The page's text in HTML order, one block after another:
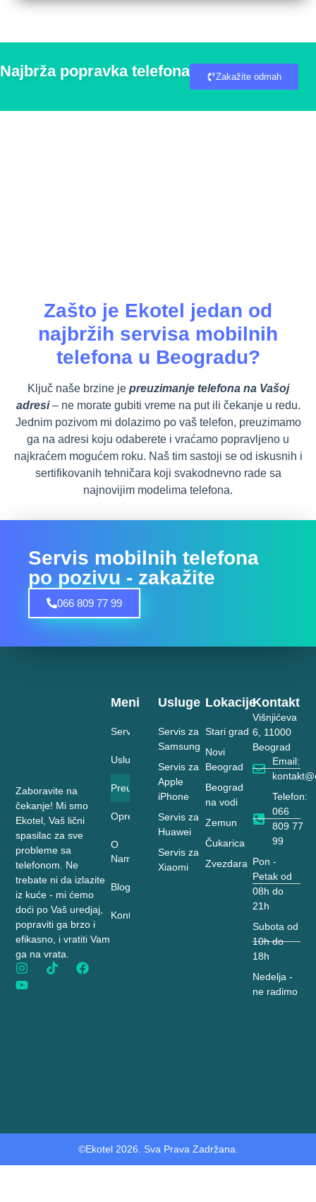
Najbrža popravka telefona Zakažite odmah
Zašto je Ekotel jedan od
najbržih servisa mobilnih
telefona u Beogradu?
Ključ naše brzine je preuzimanje telefona na Vašoj
adresi– ne morate gubiti vreme na put ili čekanje u redu.
Jednim pozivom mi dolazimo po vaš telefon, preuzimamo
ga na adresi koju odaberete i vraćamo popravljeno u
najkraćem mogućem roku. Naš tim sastoji se od iskusnih i
sertifikovanih tehničara koji svakodnevno rade sa
najnovijim modelima telefona.
Servis mobilnih telefona
po pozivu - zakažite
066 809 77 99
Zaboravite na
čekanje! Mi smo
Ekotel, Vaš lični
spasilac za sve
probleme sa
telefonom. Ne
trebate ni da izlazite
iz kuće - mi ćemo
doći po Vaš uredjaj,
popraviti ga brzo i
efikasno, i vratiti Vam
ga na vrata.
Lokacije
Stari grad
Novi
Beograd
Beograd
na vodi
Zemun
Čukarica
Zvezdara
Usluge
Servis za
Samsung
Servis za
Apple
iPhone
Servis za
Huawei
Servis za
Xiaomi
Meni
Servis
Usluge
Preuzimanje
Oprema
O
Nama
Blog
Kontakt
Kontakt
Višnjićeva
6, 11000
Beograd
Email:
Telefon:
066
809 77
99
Pon -
Petak od
08h do
21h
Subota od
10h do
18h
Nedelja -
ne radimo
©Ekotel 2026. Sva Prava Zadržana.